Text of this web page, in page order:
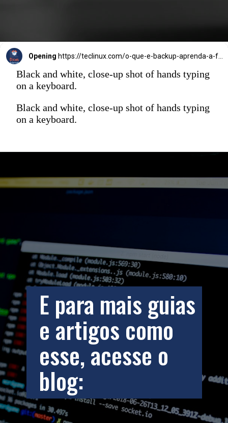
Opening https://teclinux.com/o-que-e-backup-aprenda-a-fazer-copias-de-seguranca-de-seus-dados/
Black and white, close-up shot of hands typing
on a keyboard.
Black and white, close-up shot of hands typing
on a keyboard.
E para mais guias
e artigos como
esse, acesse o
blog: